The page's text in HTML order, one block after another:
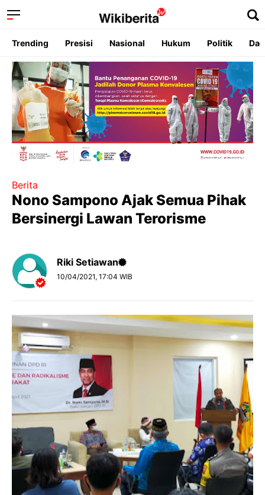
Trending Presisi Nasional Hukum Politik
Berita
Nono Sampono Ajak Semua Pihak
Bersinergi Lawan Terorisme
Riki Setiawan
10/04/2021, 17:04 WIB